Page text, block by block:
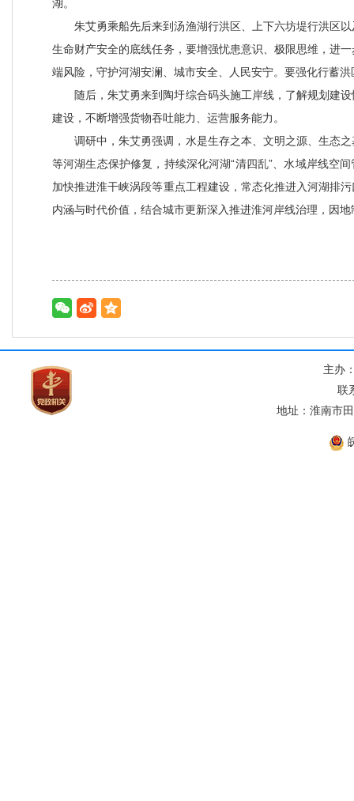
湖。
朱艾勇乘船先后来到汤渔湖行洪区、上下六坊堤行洪区
生命财产安全的底线任务，要增强忧患意识、极限思维，进
端风险，守护河湖安澜、城市安全、人民安宁。要强化行蓄
随后，朱艾勇来到陶圩综合码头施工岸线，了解规划建
建设，不断增强货物吞吐能力、运营服务能力。
调研中，朱艾勇强调，水是生存之本、文明之源、生态
等河湖生态保护修复，持续深化河湖“清四乱”、水域岸线空
加快推进淮干峡涡段等重点工程建设，常态化推进入河湖排
内涵与时代价值，结合城市更新深入推进淮河岸线治理，因
主办
联
地址：淮南市